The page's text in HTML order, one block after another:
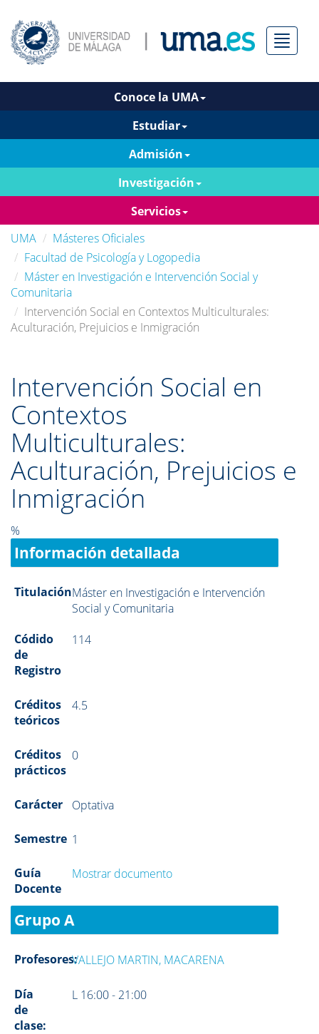
Menú
Conoce la UMA
Estudiar
Admisión
Investigación
Servicios
UMA
Másteres Oficiales
Facultad de Psicología y Logopedia
Máster en Investigación e Intervención Social y
Comunitaria
Intervención Social en Contextos Multiculturales:
Aculturación, Prejuicios e Inmigración
Intervención Social en
Contextos
Multiculturales:
Aculturación, Prejuicios e
Inmigración
%
Información detallada
TitulaciónMáster en Investigación e Intervención
Social y Comunitaria
Códido
de
Registro
114
Créditos
teóricos
4.5
Créditos
prácticos
0
Carácter Optativa
Semestre 1
Guía
Docente
Mostrar documento
Grupo A
Profesores:VALLEJO MARTIN, MACARENA
Día
de
clase:
L 16:00 - 21:00